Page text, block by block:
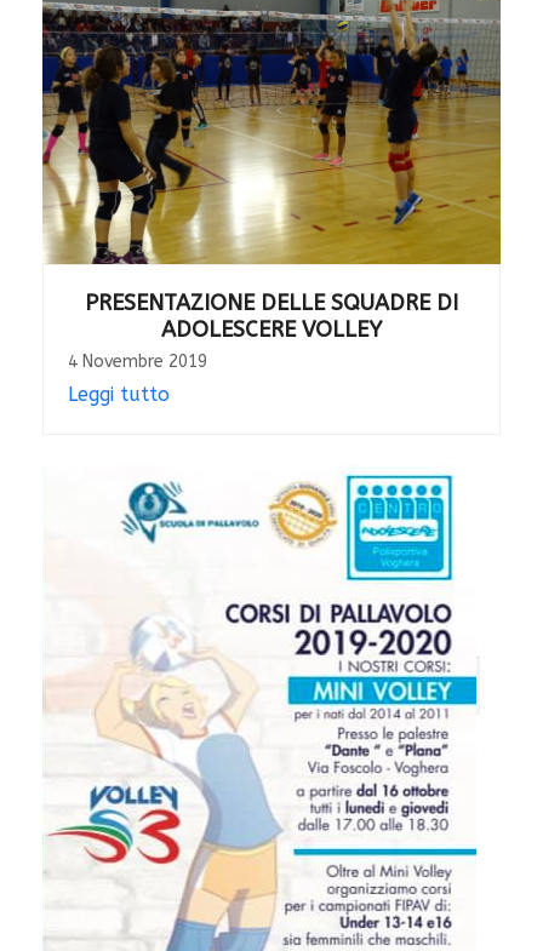
PRESENTAZIONE DELLE SQUADRE DI
ADOLESCERE VOLLEY
4 Novembre 2019
Leggi tutto